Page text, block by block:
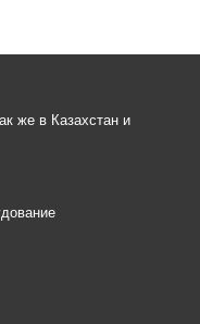
же в Казахстан и